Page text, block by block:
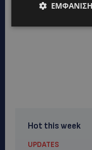
Hot this week
UPDATES